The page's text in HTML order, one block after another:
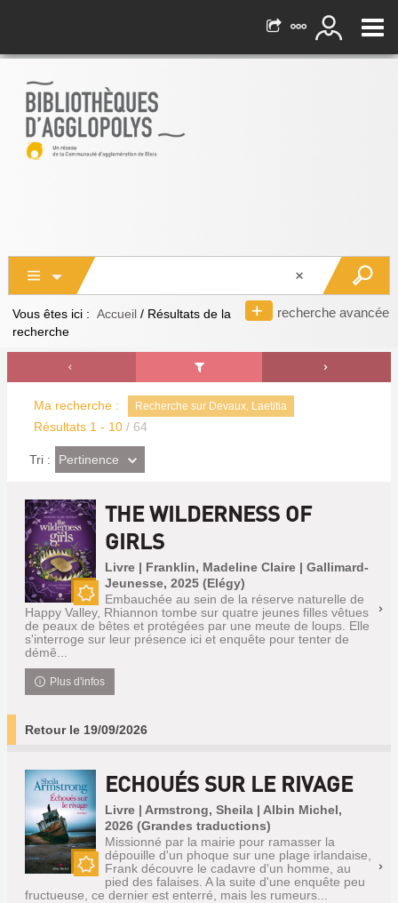
recherche avancée
Vous êtes ici : Accueil / Résultats de la
recherche
Ma recherche : Recherche sur Devaux, Laetitia
Résultats 1 - 10 / 64
Tri : (Effet
imédiat)
Pertinence
Nouveauté
THE WILDERNESS OF
GIRLS
Livre | Franklin, Madeline Claire | Gallimard-
Jeunesse, 2025 (Elégy)
Embauchée au sein de la réserve naturelle de
Happy Valley, Rhiannon tombe sur quatre jeunes filles vêtues
de peaux de bêtes et protégées par une meute de loups. Elle
s'interroge sur leur présence ici et enquête pour tenter de
démê...
Plus d'infos
Retour le 19/09/2026
ECHOUÉS SUR LE RIVAGE
Livre | Armstrong, Sheila | Albin Michel,
2026 (Grandes traductions)
Missionné par la mairie pour ramasser la
dépouille d'un phoque sur une plage irlandaise,
Frank découvre le cadavre d'un homme, au
pied des falaises. A la suite d'une enquête peu
fructueuse, ce dernier est enterré, mais les rumeurs...